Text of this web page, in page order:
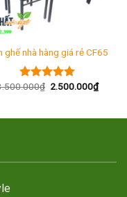
ghế nhà hàng giá rẻ CF65
Được xếp
₫ Giá
2.500.000₫Giá
hiện